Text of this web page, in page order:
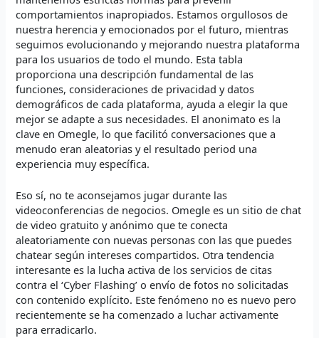
comportamientos inapropiados. Estamos orgullosos de
nuestra herencia y emocionados por el futuro, mientras
seguimos evolucionando y mejorando nuestra plataforma
para los usuarios de todo el mundo. Esta tabla
proporciona una descripción fundamental de las
funciones, consideraciones de privacidad y datos
demográficos de cada plataforma, ayuda a elegir la que
mejor se adapte a sus necesidades. El anonimato es la
clave en Omegle, lo que facilitó conversaciones que a
menudo eran aleatorias y el resultado period una
experiencia muy específica.
Eso sí, no te aconsejamos jugar durante las
videoconferencias de negocios. Omegle es un sitio de chat
de video gratuito y anónimo que te conecta
aleatoriamente con nuevas personas con las que puedes
chatear según intereses compartidos. Otra tendencia
interesante es la lucha activa de los servicios de citas
contra el ‘Cyber Flashing’ o envío de fotos no solicitadas
con contenido explícito. Este fenómeno no es nuevo pero
recientemente se ha comenzado a luchar activamente
para erradicarlo.